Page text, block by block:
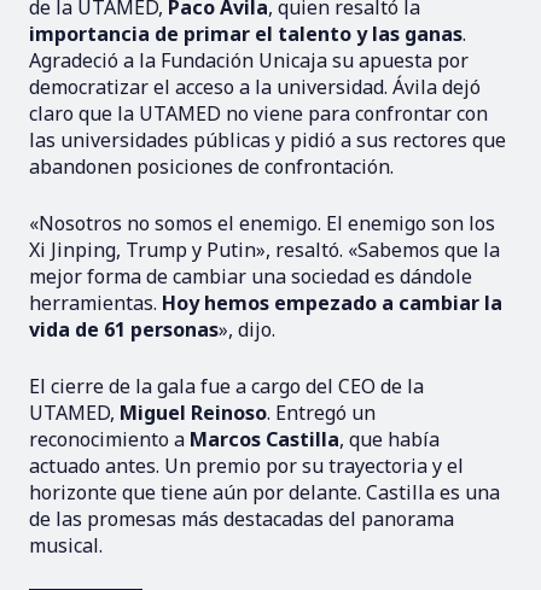
de la UTAMED, Paco Ávila, quien resaltó la
importancia de primar el talento y las ganas.
Agradeció a la Fundación Unicaja su apuesta por
democratizar el acceso a la universidad. Ávila dejó
claro que la UTAMED no viene para confrontar con
las universidades públicas y pidió a sus rectores que
abandonen posiciones de confrontación.
«Nosotros no somos el enemigo. El enemigo son los
Xi Jinping, Trump y Putin», resaltó. «Sabemos que la
mejor forma de cambiar una sociedad es dándole
herramientas. Hoy hemos empezado a cambiar la
vida de 61 personas», dijo.
El cierre de la gala fue a cargo del CEO de la
UTAMED, Miguel Reinoso. Entregó un
reconocimiento a Marcos Castilla, que había
actuado antes. Un premio por su trayectoria y el
horizonte que tiene aún por delante. Castilla es una
de las promesas más destacadas del panorama
musical.